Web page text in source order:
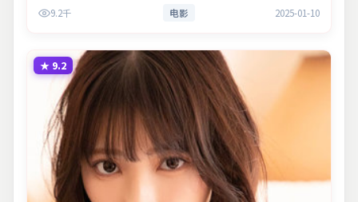
9.2千 电影 2025-01-10
★ 9.2